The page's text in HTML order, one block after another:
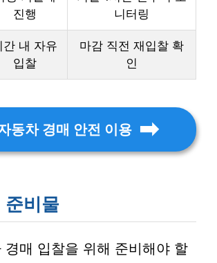
진행
니터링
간 내 자유
입찰
마감 직전 재입찰 확
인
동차 경매 안전 이용
준비물
경매 입찰을 위해 준비해야 할